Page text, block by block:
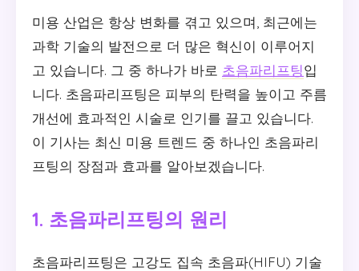
미용 산업은 항상 변화를 겪고 있으며, 최근에는
과학 기술의 발전으로 더 많은 혁신이 이루어지
고 있습니다. 그 중 하나가 바로 초음파리프팅입
니다. 초음파리프팅은 피부의 탄력을 높이고 주름
개선에 효과적인 시술로 인기를 끌고 있습니다.
이 기사는 최신 미용 트렌드 중 하나인 초음파리
프팅의 장점과 효과를 알아보겠습니다.
1. 초음파리프팅의 원리
초음파리프팅은 고강도 집속 초음파(HIFU) 기술